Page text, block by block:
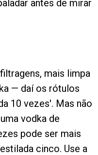
antes de mirar
mais limpa
— daí os rótulos
10 vezes'. Mas não
vodka de
pode ser mais
cinco. Use a